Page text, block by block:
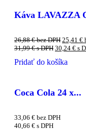
Káva LAVAZZA
26,88€bez DPH 25,41 €
31,99€s DPH 30,24 € s
Pridať do košíka
Coca Cola 24 x...
33,06 € bez DPH
40,66 € s DPH